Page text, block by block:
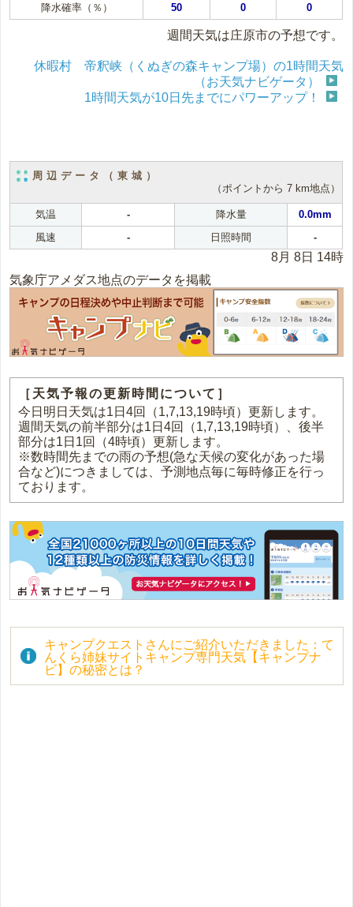
降水確率（％）
50 0 0
週間天気は庄原市の予想です。
休暇村 帝釈峡（くぬぎの森キャンプ場）の1時間天気
（お天気ナビゲータ）
1時間天気が10日先までにパワーアップ！
周辺データ（東城）
（ポイントから 7 km地点）
気温 - 降水量
0.0mm
風速
- 日照時間 -
8月 8日 14時
気象庁アメダス地点のデータを掲載
［天気予報の更新時間について］
今日明日天気は1日4回（1,7,13,19時頃）更新します。
週間天気の前半部分は1日4回（1,7,13,19時頃）、後半
部分は1日1回（4時頃）更新します。
※数時間先までの雨の予想(急な天候の変化があった場
合など)につきましては、予測地点毎に毎時修正を行っ
ております。
キャンプクエストさんにご紹介いただきました：て
んくら姉妹サイトキャンプ専門天気【キャンプナ
ビ】の秘密とは？